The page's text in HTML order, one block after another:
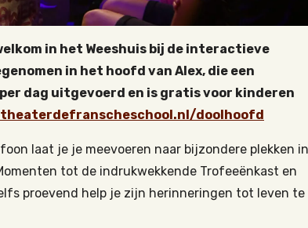
in het Weeshuis bij de interactieve
in het hoofd van Alex, die een
dag uitgevoerd en is gratisvoor kinderen
doolhoofd
laat je je meevoeren naar bijzondere plekken in
tot de indrukwekkende Trofeeënkast en
proevend help je zijn herinneringen tot leven te